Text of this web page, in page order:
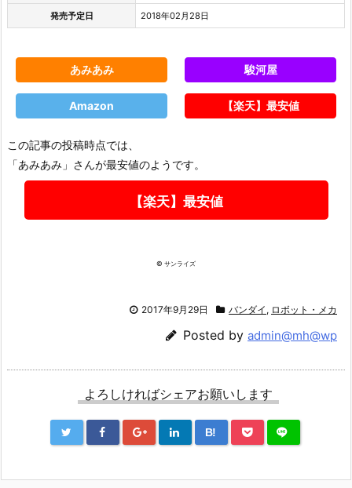
発売予定日 2018年02月28日
あみあみ 駿河屋
Amazon 【楽天】最安値
この記事の投稿時点では、
「あみあみ」さんが最安値のようです。
【楽天】最安値
© サンライズ
2017年9月29日 バンダイ , ロボット・メカ
Posted by admin@mh@wp
よろしければシェアお願いします
B!